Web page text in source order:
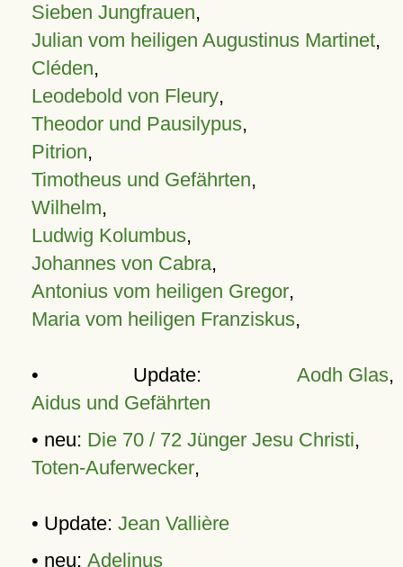
Sieben Jungfrauen,
Julian vom heiligen Augustinus Martinet,
Cléden,
Leodebold von Fleury,
Theodor und Pausilypus,
Pitrion,
Timotheus und Gefährten,
Wilhelm,
Ludwig Kolumbus,
Johannes von Cabra,
Antonius vom heiligen Gregor,
Maria vom heiligen Franziskus,
• Update: Aodh Glas,
Aidus und Gefährten
• neu: Die 70 / 72 Jünger Jesu Christi,
Toten-Auferwecker,
• Update: Jean Vallière
• neu: Adelinus